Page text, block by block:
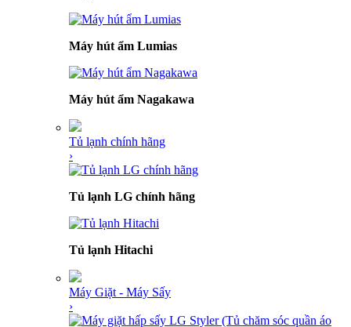
Máy hút ẩm Lumias
Máy hút ẩm Nagakawa
Tủ lạnh chính hãng
›
Tủ lạnh LG chính hãng
Tủ lạnh Hitachi
Máy Giặt - Máy Sấy
›